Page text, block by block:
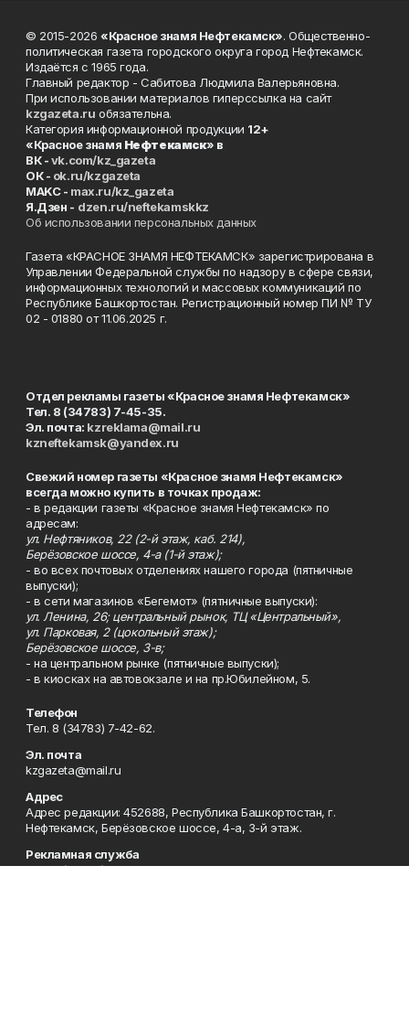
© 2015-2026 «Красное знамя Нефтекамск». Общественно-
политическая газета городского округа город Нефтекамск.
Издаётся с 1965 года.
Главный редактор - Сабитова Людмила Валерьяновна.
При использовании материалов гиперссылка на сайт
kzgazeta.ru обязательна.
Категория информационной продукции 12+
«Красное знамя Нефтекамск» в
ВК -vk.com/kz_gazeta
ОК - ok.ru/kzgazeta
MAKC - max.ru/kz_gazeta
Я.Дзен - dzen.ru/neftekamskkz
Об использовании персональных данных
Газета «КРАСНОЕ ЗНАМЯ НЕФТЕКАМСК» зарегистрирована в
Управлении Федеральной службы по надзору в сфере связи,
информационных технологий и массовых коммуникаций по
Республике Башкортостан. Регистрационный номер ПИ № ТУ
02 - 01880 от 11.06.2025 г.
Отдел рекламы газеты «Красное знамя Нефтекамск»
Тел. 8 (34783) 7-45-35.
Эл. почта: kzreklama@mail.ru
kzneftekamsk@yandex.ru
Свежий номер газеты «Красное знамя Нефтекамск»
всегда можно купить в точках продаж:
- в редакции газеты «Красное знамя Нефтекамск» по
адресам:
ул. Нефтяников, 22 (2-й этаж, каб. 214),
Берёзовское шоссе, 4-а (1-й этаж);
- во всех почтовых отделениях нашего города (пятничные
выпуски);
- в сети магазинов «Бегемот» (пятничные выпуски):
ул. Ленина, 26; центральный рынок, ТЦ «Центральный»,
ул. Парковая, 2 (цокольный этаж);
Берёзовское шоссе, 3-в;
- на центральном рынке (пятничные выпуски);
- в киосках на автовокзале и на пр.Юбилейном, 5.
Телефон
Тел. 8 (34783) 7-42-62.
Эл. почта
kzgazeta@mail.ru
Адрес
Адрес редакции: 452688, Республика Башкортостан, г.
Нефтекамск, Берёзовское шоссе, 4-а, 3-й этаж.
Рекламная служба
Тел. 8 (34783) 7-45-35.